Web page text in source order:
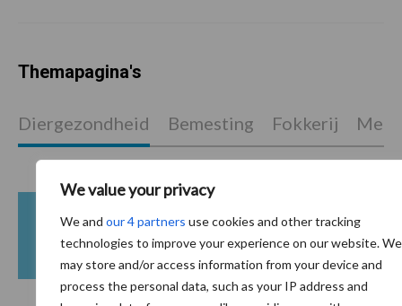
We value your privacy
We and our 4 partners use cookies and other tracking
technologies to improve your experience on our website. We
may store and/or access information from your device and
process the personal data, such as your IP address and
Themapagina's
Diergezondheid Bemesting Fokkerij
Mastitis Hittestress